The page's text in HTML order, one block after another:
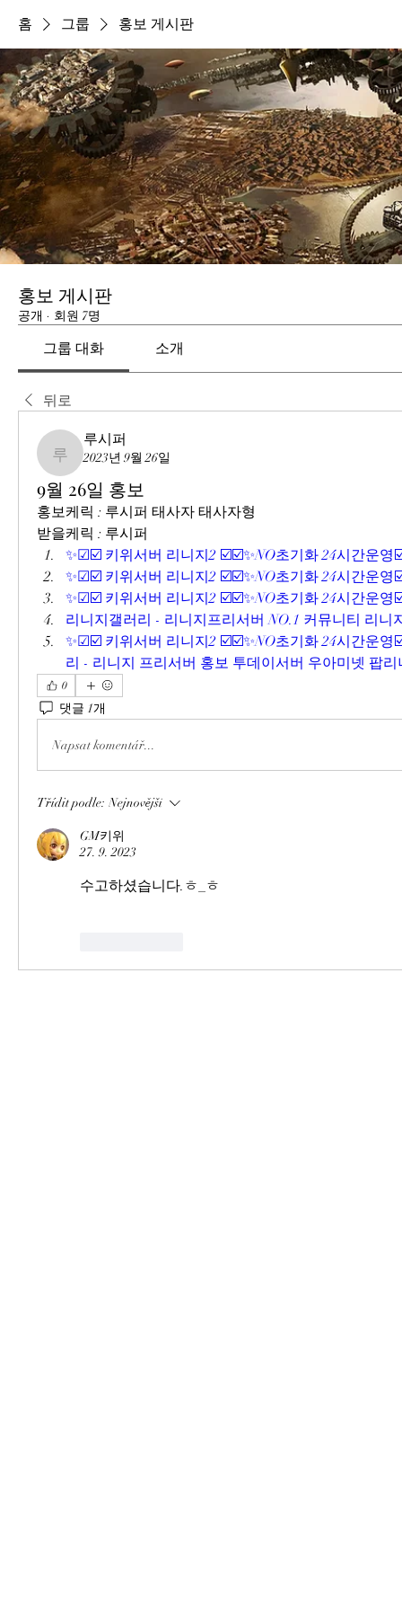
홈 그룹 홍보 게시판
홍보 게시판
공개 · 회원 7명
그룹 대화 소개
뒤로
루시퍼
루시퍼
2023년 9월 26일
9월 26일 홍보
홍보케릭 : 루시퍼 태사자 태사자형
받을케릭 : 루시퍼
✨☑☑️ 키위서버 리니지2 ☑️☑️✨NO초기화 24시간운영
✨☑☑️ 키위서버 리니지2 ☑️☑️✨NO초기화 24시간운영
✨☑☑️ 키위서버 리니지2 ☑️☑️✨NO초기화 24시간운영
리니지갤러리 - 리니지프리서버 NO.1 커뮤니티 리니
✨☑☑️ 키위서버 리니지2 ☑️☑️✨NO초기화 24시간운영
리 - 리니지 프리서버 홍보 투데이서버 우아미넷 팝리
0
댓글 1개
Napsat komentář...
Třídit podle: Nejnovější
GM키위
27. 9. 2023
수고하셨습니다.ㅎ_ㅎ